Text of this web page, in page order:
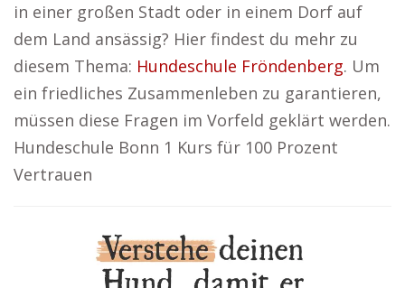
in einer großen Stadt oder in einem Dorf auf
dem Land ansässig? Hier findest du mehr zu
diesem Thema: Hundeschule Fröndenberg. Um
ein friedliches Zusammenleben zu garantieren,
müssen diese Fragen im Vorfeld geklärt werden.
Hundeschule Bonn 1 Kurs für 100 Prozent
Vertrauen